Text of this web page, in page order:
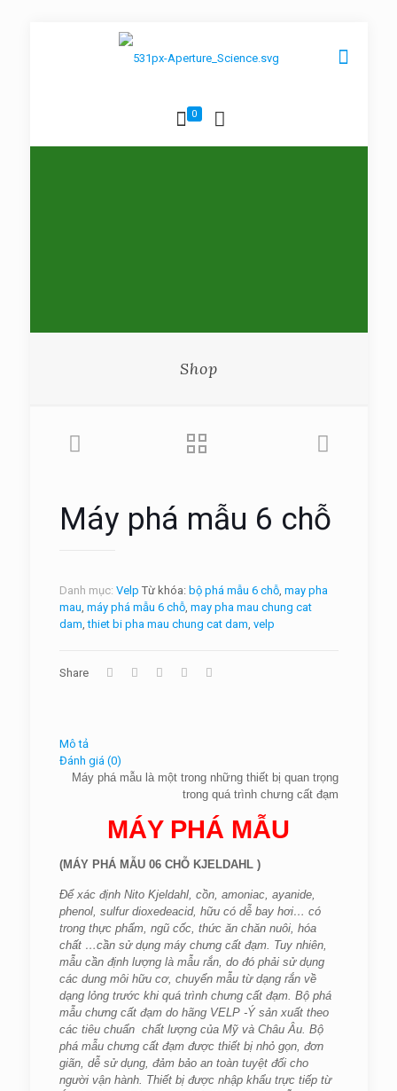
0
Shop
Máy phá mẫu 6 chỗ
Danh mục: Velp Từ khóa: bộ phá mẫu 6 chỗ, may pha
mau, máy phá mẫu 6 chỗ, may pha mau chung cat
dam,thiet bi pha mau chung cat dam, velp
Share
Mô tả
Đánh giá (0)
Máy phá mẫu là một trong những thiết bị quan trọng
trong quá trình chưng cất đạm
MÁY PHÁ MẪU
(MÁY PHÁ MẪU 06 CHỖ KJELDAHL )
Để xác định Nito Kjeldahl, cồn, amoniac, ayanide,
phenol, sulfur dioxedeacid, hữu có dễ bay hơi… có
trong thực phẩm, ngũ cốc, thức ăn chăn nuôi, hóa
chất …cần sử dụng máy chưng cất đạm. Tuy nhiên,
mẫu cần định lượng là mẫu rắn, do đó phải sử dụng
các dung môi hữu cơ, chuyển mẫu từ dạng rắn về
dạng lỏng trước khi quá trình chưng cất đạm. Bộ phá
mẫu chưng cất đạm do hãng VELP -Ý sản xuất theo
các tiêu chuẩn chất lượng của Mỹ và Châu Âu. Bộ
phá mẫu chưng cất đạm được thiết bị nhỏ gọn, đơn
giãn, dễ sử dụng, đảm bảo an toàn tuyệt đối cho
người vận hành. Thiết bị được nhập khẩu trực tiếp từ